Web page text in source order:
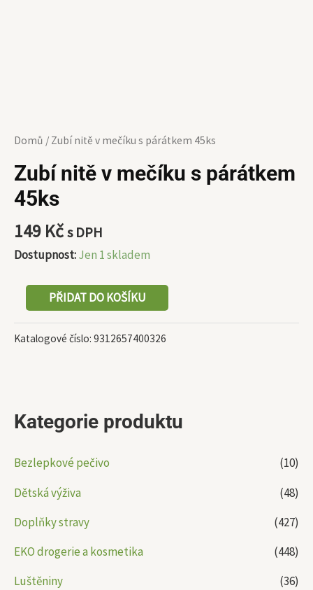
Kategorie produktu
Bezlepkové pečivo
(10)
Dětská výživa
(48)
Doplňky stravy
(427)
EKO drogerie a kosmetika
(448)
Luštěniny
(36)
Domů / Zubí nitě v mečíku s párátkem 45ks
Zubí nitě v mečíku s párátkem
45ks
149 Kčs DPH
Dostupnost:Jen 1 skladem
PŘIDAT DO KOŠÍKU
Katalogové číslo: 9312657400326